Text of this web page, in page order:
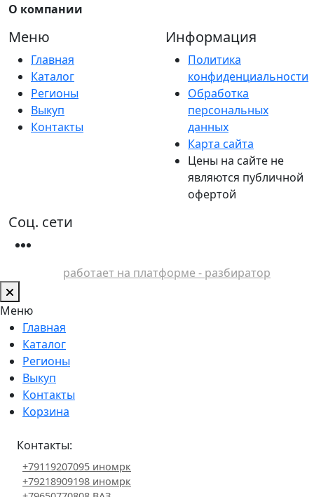
О компании
Меню
Главная
Каталог
Регионы
Выкуп
Контакты
Информация
Политика
конфиденциальности
Обработка
персональных
данных
Карта сайта
Цены на сайте не
являются публичной
офертой
Соц. сети
работает на платформе - разбиратор
Меню
Главная
Каталог
Регионы
Выкуп
Контакты
Корзина
Контакты:
+79119207095 иномрк
+79218909198 иномрк